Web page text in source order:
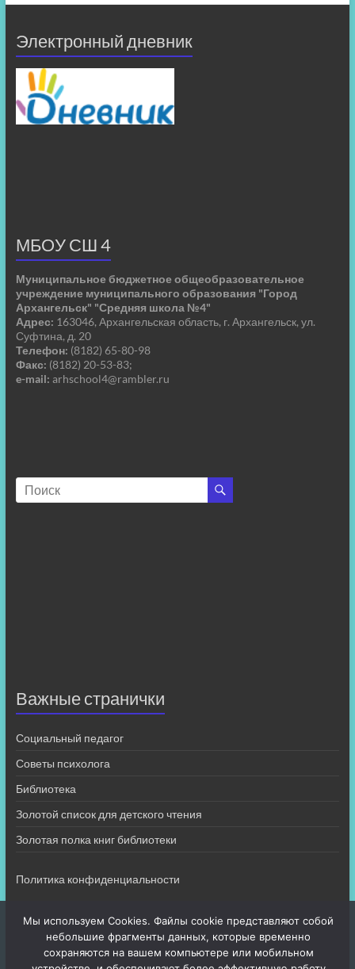
Электронный дневник
МБОУ СШ 4
Муниципальное бюджетное общеобразовательное
учреждение муниципального образования "Город
Архангельск" "Средняя школа №4"
Адрес: 163046, Архангельская область, г. Архангельск, ул.
Суфтина, д. 20
Телефон: (8182) 65-80-98
Факс: (8182) 20-53-83;
e-mail: arhschool4@rambler.ru
Важные странички
Социальный педагог
Советы психолога
Библиотека
Золотой список для детского чтения
Золотая полка книг библиотеки
Политика конфиденциальности
Мы используем Cookies. Файлы cookie представляют собой
небольшие фрагменты данных, которые временно
сохраняются на вашем компьютере или мобильном